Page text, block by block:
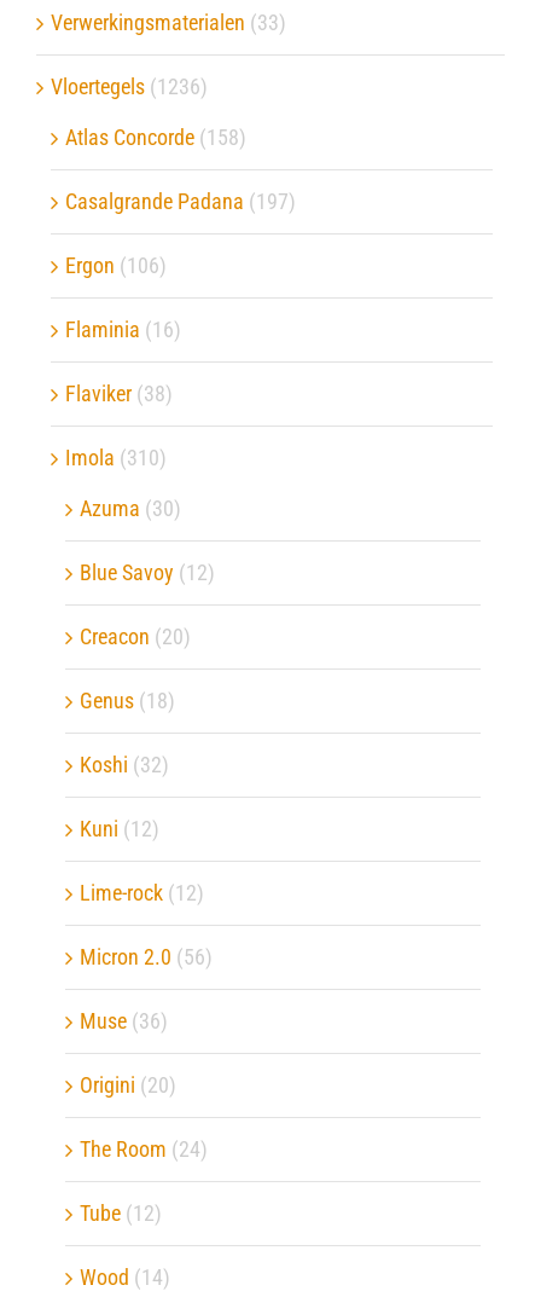
Verwerkingsmaterialen (33)
Vloertegels (1236)
Atlas Concorde (158)
Casalgrande Padana (197)
Ergon (106)
Flaminia (16)
Flaviker (38)
Imola (310)
Azuma (30)
Blue Savoy (12)
Creacon (20)
Genus (18)
Koshi (32)
Kuni (12)
Lime-rock (12)
Micron 2.0 (56)
Muse (36)
Origini (20)
The Room (24)
Tube (12)
Wood (14)